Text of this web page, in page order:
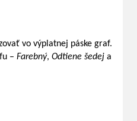
vo výplatnej páske graf.
– Farebný, Odtiene šedej a